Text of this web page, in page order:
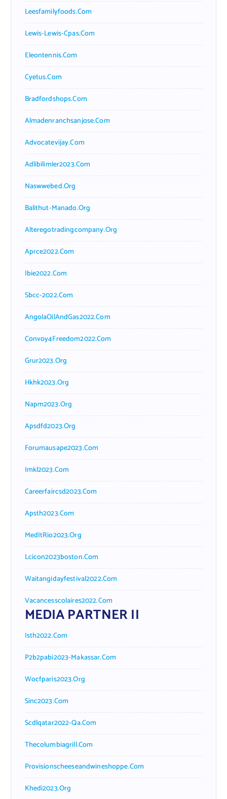
Leesfamilyfoods.com
Lewis-Lewis-Cpas.com
Eleontennis.com
Cyetus.com
Bradfordshops.com
Almadenranchsanjose.com
Advocatevijay.com
Adlibilimler2023.com
Naswwebed.org
Balithut-Manado.org
Alteregotradingcompany.org
Aprce2022.com
Ibie2022.com
Sbcc-2022.com
AngolaOilAndGas2022.com
Convoy4Freedom2022.com
Grur2023.org
Hkhk2023.org
Napm2023.org
Apsdfd2023.org
Forumausape2023.com
Imkl2023.com
Careerfaircsd2023.com
Apsth2023.com
MedItRio2023.org
Lcicon2023boston.com
Waitangidayfestival2022.com
Vacancesscolaires2022.com
MEDIA PARTNER II
Isth2022.com
P2b2pabi2023-Makassar.com
Wocfparis2023.org
Sinc2023.com
Scdlqatar2022-Qa.com
Thecolumbiagrill.com
Provisionscheeseandwineshoppe.com
Khedi2023.org